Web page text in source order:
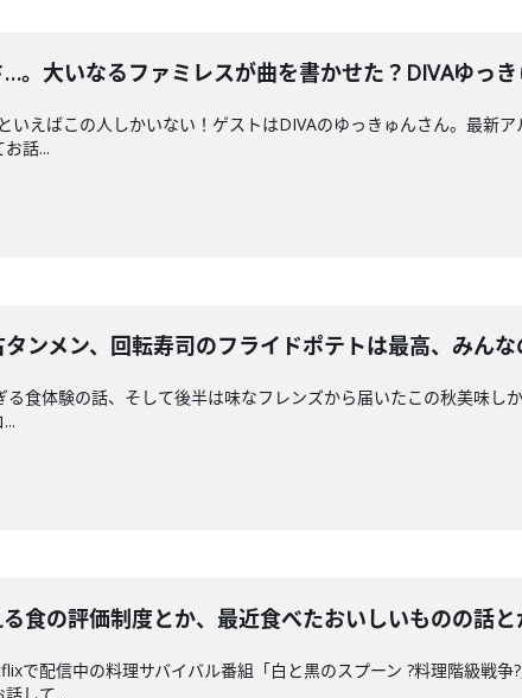
。大いなるファミレスが曲を書かせた？DIVAゆっ
いえばこの人しかいない！ゲストはDIVAのゆっきゅんさん。最新
話...
ンメン、回転寿司のフライドポテトは最高、みん
食体験の話、そして後半は味なフレンズから届いたこの秋美味し
食の評価制度とか、最近食べたおいしいものの話と
で配信中の料理サバイバル番組「白と黒のスプーン ?料理階級戦
して...